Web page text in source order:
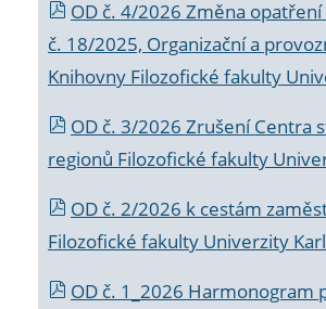
OD č. 4/2026 Změna opatření
č. 18/2025, Organizační a
Knihovny Filozofické fakulty
OD č. 3/2026 Zrušení Centra
regionů Filozofické fakulty
OD č. 2/2026 k cestám
Filozofické fakulty Univerzity
OD č. 1_2026 Harmonogram